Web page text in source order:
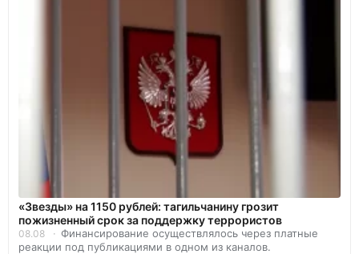
«Звезды» на 1150 рублей: тагильчанину грозит
пожизненный срок за поддержку террористов
08.08
Финансирование осуществлялось через платные
реакции под публикациями в одном из каналов.